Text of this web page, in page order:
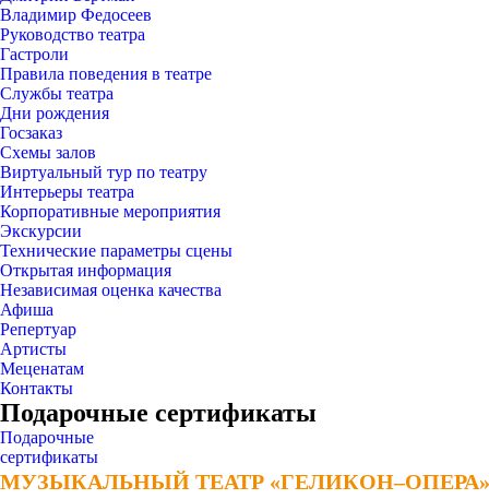
Владимир Федосеев
Руководство театра
Гастроли
Правила поведения в театре
Службы театра
Дни рождения
Госзаказ
Схемы залов
Виртуальный тур по театру
Интерьеры театра
Корпоративные мероприятия
Экскурсии
Технические параметры сцены
Открытая информация
Независимая оценка качества
Афиша
Репертуар
Артисты
Меценатам
Контакты
Подарочные сертификаты
Подарочные
сертификаты
МУЗЫКАЛЬНЫЙ ТЕАТР «ГЕЛИКОН–ОПЕРА»
МУЗЫКАЛЬНЫЙ ТЕАТР «ГЕЛИКОН–ОПЕРА»